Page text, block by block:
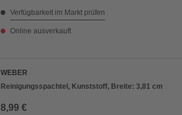
Verfügbarkeit im Markt prüfen
Online ausverkauft
WEBER
Reinigungsspachtel, Kunststoff, Breite: 3,81 cm
8,99 €